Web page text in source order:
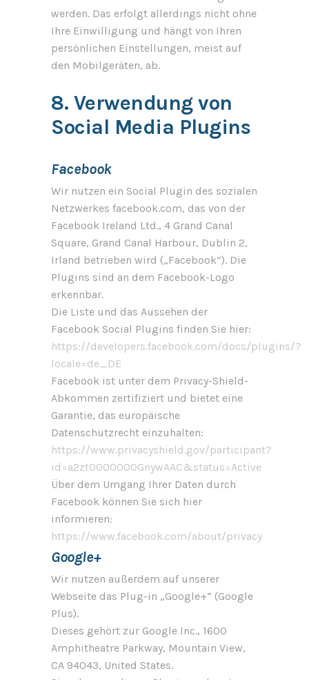
werden. Das erfolgt allerdings nicht ohne
Ihre Einwilligung und hängt von Ihren
persönlichen Einstellungen, meist auf
den Mobilgeräten, ab.
8. Verwendung von
Social Media Plugins
Facebook
Wir nutzen ein Social Plugin des sozialen
Netzwerkes facebook.com, das von der
Facebook Ireland Ltd., 4 Grand Canal
Square, Grand Canal Harbour, Dublin 2,
Irland betrieben wird („Facebook“). Die
Plugins sind an dem Facebook-Logo
erkennbar.
Die Liste und das Aussehen der
Facebook Social Plugins finden Sie hier:
https://developers.facebook.com/docs/plugins/?
locale=de_DE
Facebook ist unter dem Privacy-Shield-
Abkommen zertifiziert und bietet eine
Garantie, das europäische
Datenschutzrecht einzuhalten:
https://www.privacyshield.gov/participant?
id=a2zt0000000GnywAAC&status=Active
Über dem Umgang Ihrer Daten durch
Facebook können Sie sich hier
informieren:
https://www.facebook.com/about/privacy
Google+
Wir nutzen außerdem auf unserer
Webseite das Plug-in „Google+“ (Google
Plus).
Dieses gehört zur Google Inc., 1600
Amphitheatre Parkway, Mountain View,
CA 94043, United States.